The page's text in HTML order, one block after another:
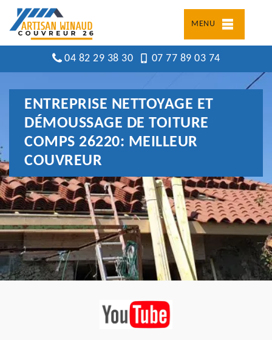
MENU
04 82 29 38 30 07 77 89 03 74
ENTREPRISE NETTOYAGE ET
DÉMOUSSAGE DE TOITURE
COMPS 26220: MEILLEUR
COUVREUR